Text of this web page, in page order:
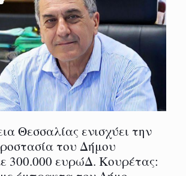
Θεσσαλίας ενισχύει την
του Δήμου
300.000 ευρώΔ. Κουρέτας: